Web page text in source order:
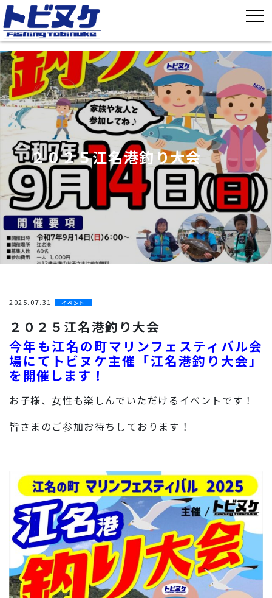
２０２５江名港釣り大会
2025.07.31 イベント
２０２５江名港釣り大会
今年も江名の町マリンフェスティバル会
場にてトビヌケ主催「江名港釣り大会」
を開催します！
お子様、女性も楽しんでいただけるイベントです！
皆さまのご参加お待ちしております！